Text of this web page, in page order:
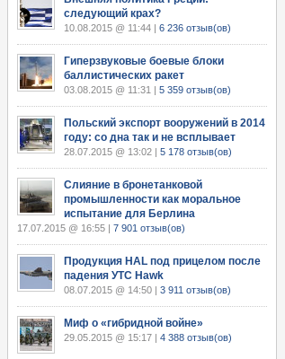
следующий крах?
10.08.2015 @ 11:44 | 6 236 отзыв(ов)
Гиперзвуковые боевые блоки
баллистических ракет
03.08.2015 @ 11:31 | 5 359 отзыв(ов)
Польский экспорт вооружений в 2014
году: со дна так и не всплывает
28.07.2015 @ 13:02 | 5 178 отзыв(ов)
Слияние в бронетанковой
промышленности как моральное
испытание для Берлина
17.07.2015 @ 16:55 | 7 901 отзыв(ов)
Продукция HAL под прицелом после
падения УТС Hawk
08.07.2015 @ 14:50 | 3 911 отзыв(ов)
Миф о «гибридной войне»
29.05.2015 @ 15:17 | 4 388 отзыв(ов)